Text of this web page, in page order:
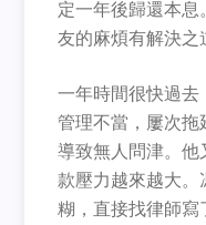
定一年後歸還本息
友的麻煩有解決之
一年時間很快過去
管理不當，屢次拖
導致無人問津。他
款壓力越來越大。
糊，直接找律師寫